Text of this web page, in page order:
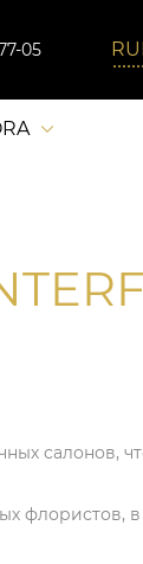
05
салонов,
флористов,